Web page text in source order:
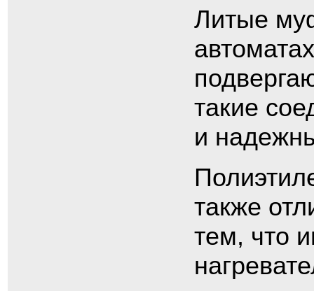
Литые
такие
и
также
тем, что